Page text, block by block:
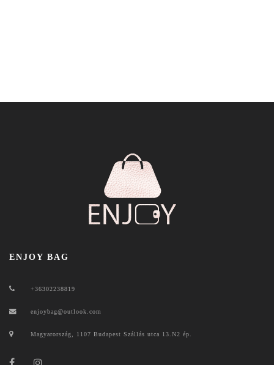
ENJOY BAG
+36302238819
enjoybag@outlook.com
Magyarország, 1107 Budapest Szállás utca 13.N2 ép.